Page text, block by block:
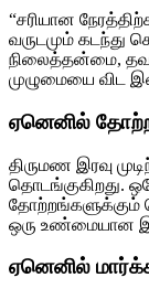
“சரியான
வருடமும் கடந்து
நிலைத்தன்மை,
முழுமையை விட
ஏனெனில்
திருமண இரவு
தொடங்குகிறது.
தோற்றங்களுக்கும்
ஒரு உண்மையான
ஏனெனில்